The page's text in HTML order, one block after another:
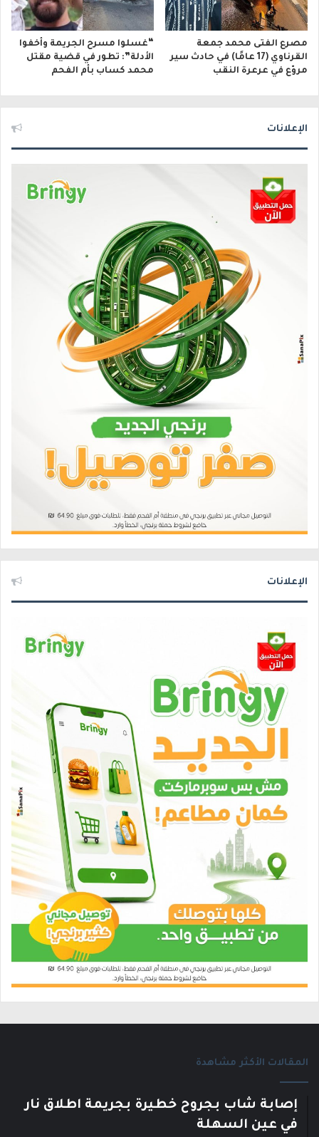
مصرع الفتى محمد جمعة
القرناوي (17 عامًا) في حادث سير
مروّع في عرعرة النقب
“غسلوا مسرح الجريمة وأخفوا
الأدلة”: تطور في قضية مقتل
محمد كساب بأم الفحم
الإعلانات
الإعلانات
المقالات الأكثر مشاهدة
إصابة شاب بجروح خطيرة بجريمة اطلاق نار
في عين السهلة